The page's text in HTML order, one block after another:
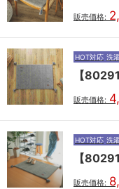
販売価格:
HOT対応 洗
【
販売価格:
HOT対応 洗
【
販売価格: